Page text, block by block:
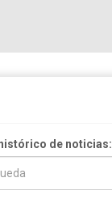
de noticias: